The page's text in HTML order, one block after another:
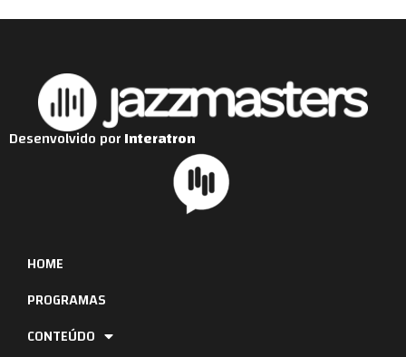
HOME
PROGRAMAS
CONTEÚDO
Desenvolvido porInteratron